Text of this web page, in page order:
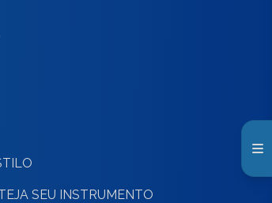
SEU INSTRUMENTO